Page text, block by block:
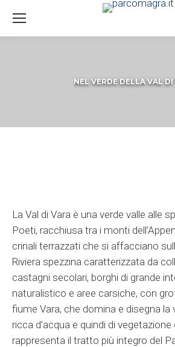
NEL VERDE DELLA VAL DI
La Val di Vara è una verde valle alle
Poeti, racchiusa tra i monti
crinali terrazzati che si affacciano
Riviera spezzina caratterizzata da
castagni secolari, borghi di grande
naturalistico e aree carsiche, con
fiume Vara, che domina e disegna la
ricca d’acqua e quindi di vegetazione
rappresenta il tratto più integro del